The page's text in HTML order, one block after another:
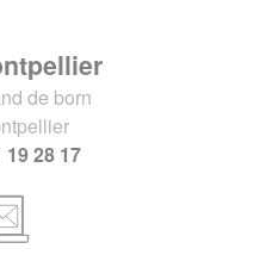
de born
19 28 17